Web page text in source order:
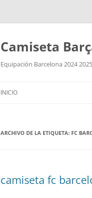
Camiseta
Equipación Barcelona 2024
INICIO
ARCHIVO DE LA ETIQUETA: FC
camiseta fc